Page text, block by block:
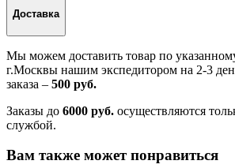
Доставка
Мы можем доставить товар по
г.Москвы нашим экспедитором на 2-3
заказа – 500 руб.
Заказы до 6000 руб. осуществляются
службой.
Вам также может понравиться